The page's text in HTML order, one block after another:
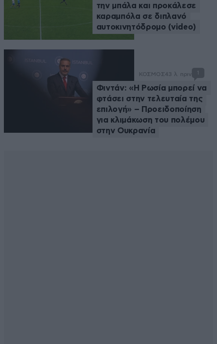
την μπάλα και προκάλεσε
καραμπόλα σε διπλανό
αυτοκινητόδρομο (video)
ΚΟΣΜΟΣ43 λ. πριν 1
Φιντάν: «Η Ρωσία μπορεί να
φτάσει στην τελευταία της
επιλογή» – Προειδοποίηση
για κλιμάκωση του πολέμου
στην Ουκρανία